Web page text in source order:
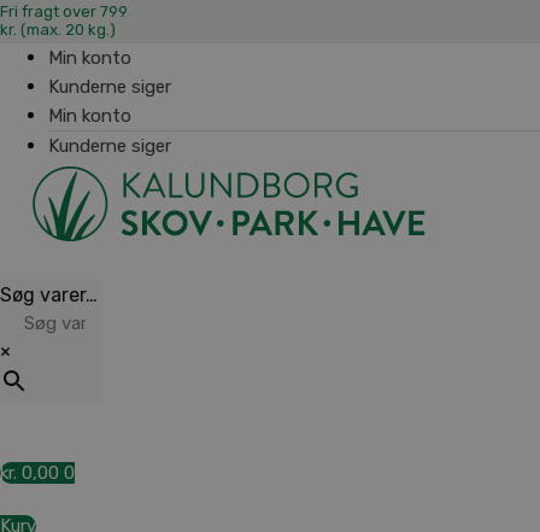
Fri fragt over 799
kr. (max. 20 kg.)
Min konto
Kunderne siger
Min konto
Kunderne siger
Søg varer…
×
kr. 0,00 0
Kurv